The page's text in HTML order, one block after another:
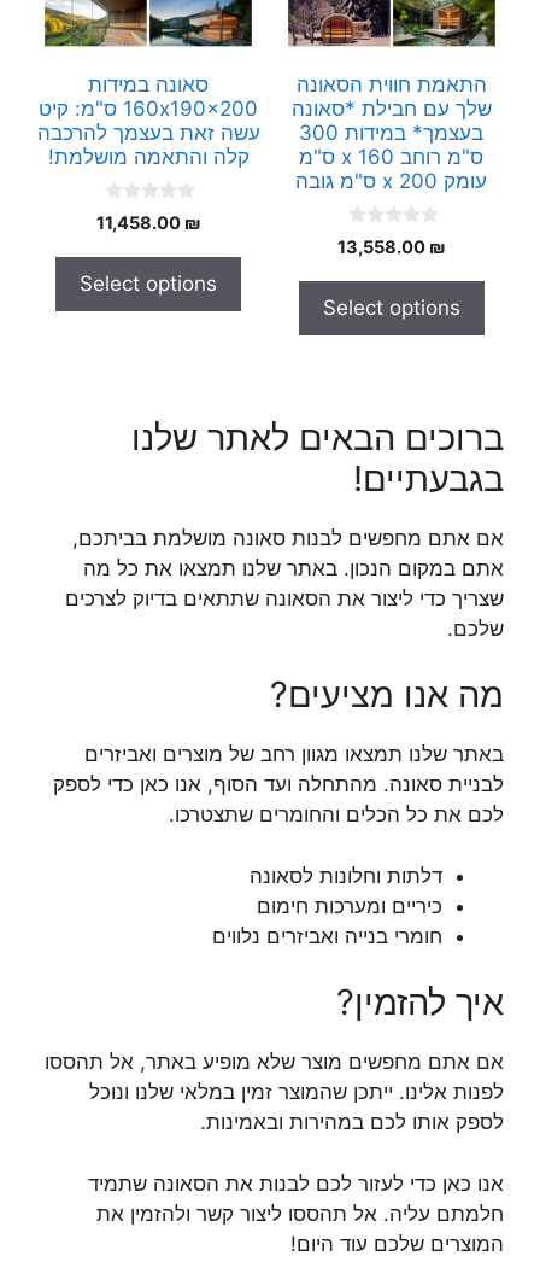
התאמת חווית הסאונה
שלך עם חבילת *סאונה
בעצמך* במידות 300
ס"מ רוחב x 160 ס"מ
עומק x 200 ס"מ גובה
0
o
o
5
13,558.00 ₪
Select options
סאונה במידות
160x190x200 ס"מ: קיט
עשה זאת בעצמך להרכבה
קלה והתאמה מושלמת!
0
o
o
5
11,458.00 ₪
Select options
ברוכים הבאים לאתר שלנו
בגבעתיים!
אם אתם מחפשים לבנות סאונה מושלמת בביתכם,
אתם במקום הנכון. באתר שלנו תמצאו את כל מה
שצריך כדי ליצור את הסאונה שתתאים בדיוק לצרכים
שלכם.
מה אנו מציעים?
באתר שלנו תמצאו מגוון רחב של מוצרים ואביזרים
לבניית סאונה. מהתחלה ועד הסוף, אנו כאן כדי לספק
לכם את כל הכלים והחומרים שתצטרכו.
דלתות וחלונות לסאונה
כיריים ומערכות חימום
חומרי בנייה ואביזרים נלווים
איך להזמין?
אם אתם מחפשים מוצר שלא מופיע באתר, אל תהססו
לפנות אלינו. ייתכן שהמוצר זמין במלאי שלנו ונוכל
לספק אותו לכם במהירות ובאמינות.
אנו כאן כדי לעזור לכם לבנות את הסאונה שתמיד
חלמתם עליה. אל תהססו ליצור קשר ולהזמין את
המוצרים שלכם עוד היום!